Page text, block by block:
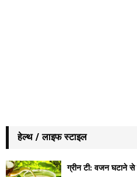
हेल्थ / लाइफ स्टाइल
ग्रीन टी: वजन घटाने